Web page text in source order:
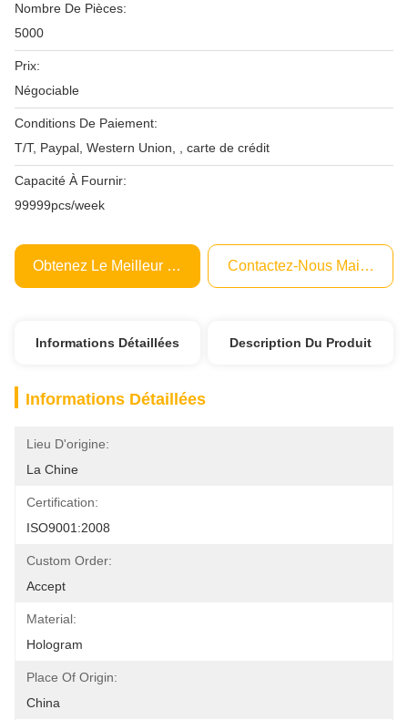
Nombre De Pièces:
5000
Prix:
Négociable
Conditions De Paiement:
T/T, Paypal, Western Union, , carte de crédit
Capacité À Fournir:
99999pcs/week
Obtenez Le Meilleur Prix Contactez-Nous Maintenant
Informations Détaillées Description Du Produit
Informations Détaillées
Lieu D'origine:
La Chine
Certification:
ISO9001:2008
Custom Order:
Accept
Material:
Hologram
Place Of Origin:
China